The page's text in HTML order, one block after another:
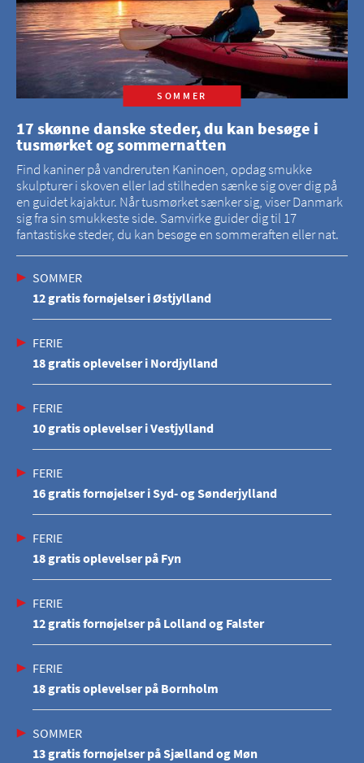
SOMMER
17 skønne danske steder, du kan besøge i
tusmørket og sommernatten
Find kaniner på vandreruten Kaninoen, opdag smukke
skulpturer i skoven eller lad stilheden sænke sig over dig på
en guidet kajaktur. Når tusmørket sænker sig, viser Danmark
sig fra sin smukkeste side. Samvirke guider dig til 17
fantastiske steder, du kan besøge en sommeraften eller nat.
SOMMER
12 gratis fornøjelser i Østjylland
FERIE
18 gratis oplevelser i Nordjylland
FERIE
10 gratis oplevelser i Vestjylland
FERIE
16 gratis fornøjelser i Syd- og Sønderjylland
FERIE
18 gratis oplevelser på Fyn
FERIE
12 gratis fornøjelser på Lolland og Falster
FERIE
18 gratis oplevelser på Bornholm
SOMMER
13 gratis fornøjelser på Sjælland og Møn